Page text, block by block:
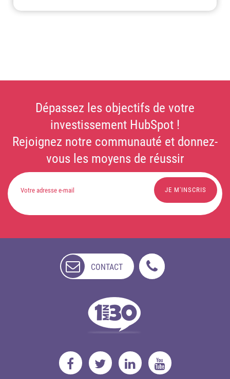
Dépassez les objectifs de votre
investissement HubSpot !
Rejoignez notre communauté et donnez-
vous les moyens de réussir
CONTACT
DISPONIBLE